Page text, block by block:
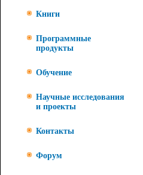
Книги
Программные
продукты
Обучение
Научные исследования
и проекты
Контакты
Форум